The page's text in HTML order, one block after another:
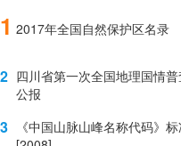
1 2017年全国自然保护区名录
2 四川省第一次全国地理国情普
公报
3
《中国山脉山峰名称代码》